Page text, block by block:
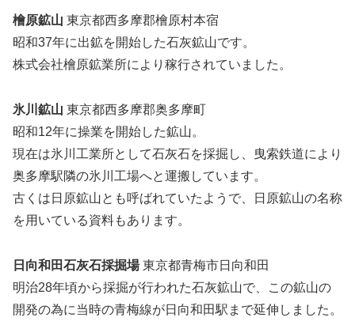
檜原鉱山 東京都西多摩郡檜原村本宿
昭和37年に出鉱を開始した石灰鉱山です。
株式会社檜原鉱業所により稼行されていました。
氷川鉱山 東京都西多摩郡奥多摩町
昭和12年に操業を開始した鉱山。
現在は氷川工業所として石灰石を採掘し、曳索鉄道により
奥多摩駅隣の氷川工場へと運搬しています。
古くは日原鉱山とも呼ばれていたようで、日原鉱山の名称
を用いている資料もあります。
日向和田石灰石採掘場東京都青梅市日向和田
明治28年頃から採掘が行われた石灰鉱山で、この鉱山の
開発の為に当時の青梅線が日向和田駅まで延伸しました。